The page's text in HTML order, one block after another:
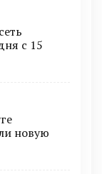
с 15
новую